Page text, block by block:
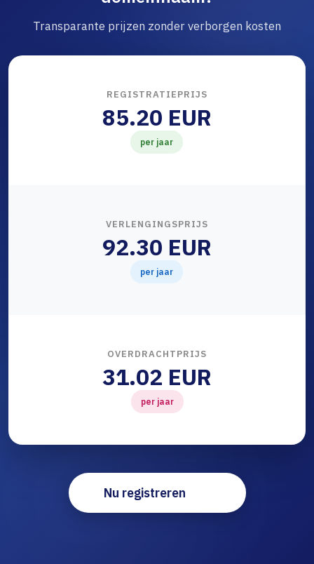
Transparante prijzen zonder verborgen kosten
REGISTRATIEPRIJS
85.20 EUR
per jaar
VERLENGINGSPRIJS
92.30 EUR
per jaar
OVERDRACHTPRIJS
31.02 EUR
per jaar
Nu registreren